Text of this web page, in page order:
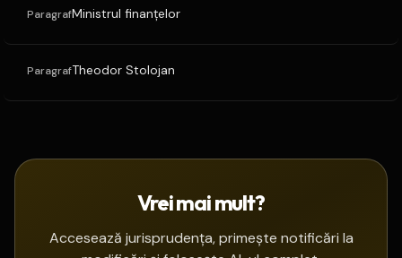
ParagrafMinistrul finanţelor
ParagrafTheodor Stolojan
Vrei mai mult?
Accesează jurisprudența, primește notificări la